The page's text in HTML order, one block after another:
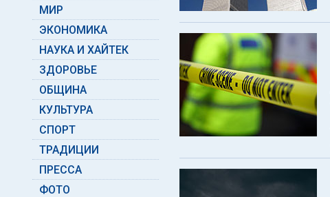
МИР
ЭКОНОМИКА
НАУКА И ХАЙТЕК
ЗДОРОВЬЕ
ОБЩИНА
КУЛЬТУРА
СПОРТ
ТРАДИЦИИ
ПРЕССА
ФОТО